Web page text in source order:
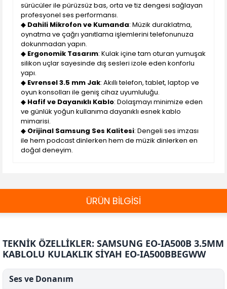
sürücüler ile pürüzsüz bas, orta ve tiz dengesi sağlayan
profesyonel ses performansı.
◆ Dahili Mikrofon ve Kumanda: Müzik duraklatma,
oynatma ve çağrı yanıtlama işlemlerini telefonunuza
dokunmadan yapın.
◆ Ergonomik Tasarım: Kulak içine tam oturan yumuşak
silikon uçlar sayesinde dış sesleri izole eden konforlu
yapı.
◆ Evrensel 3.5 mm Jak: Akıllı telefon, tablet, laptop ve
oyun konsolları ile geniş cihaz uyumluluğu.
◆ Hafif ve Dayanıklı Kablo: Dolaşmayı minimize eden
ve günlük yoğun kullanıma dayanıklı esnek kablo
mimarisi.
◆ Orijinal Samsung Ses Kalitesi: Dengeli ses imzası
ile hem podcast dinlerken hem de müzik dinlerken en
doğal deneyim.
ÜRÜN BİLGİSİ
TEKNİK ÖZELLİKLER: SAMSUNG EO-IA500B 3.5MM
KABLOLU KULAKLIK SİYAH EO-IA500BBEGWW
Ses ve Donanım